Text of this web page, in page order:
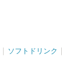
ソフトドリンク